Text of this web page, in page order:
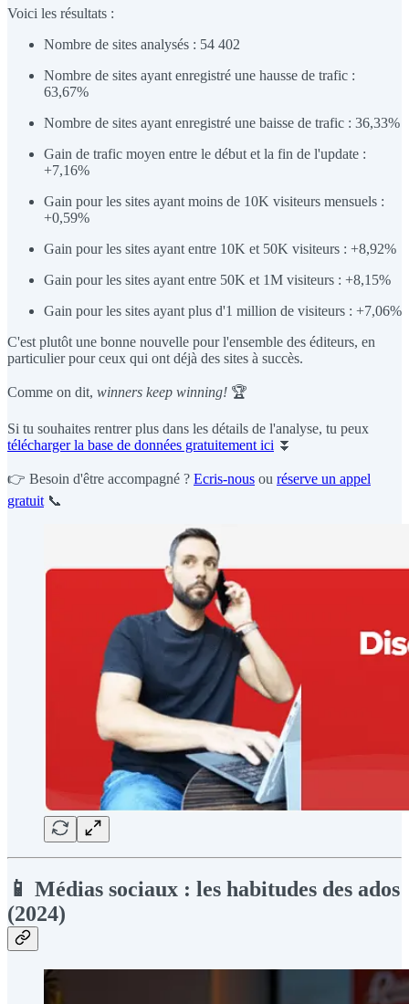
Voici les résultats :
Nombre de sites analysés : 54 402
Nombre de sites ayant enregistré une hausse de trafic :
63,67%
Nombre de sites ayant enregistré une baisse de trafic : 36,33%
Gain de trafic moyen entre le début et la fin de l'update :
+7,16%
Gain pour les sites ayant moins de 10K visiteurs mensuels :
+0,59%
Gain pour les sites ayant entre 10K et 50K visiteurs : +8,92%
Gain pour les sites ayant entre 50K et 1M visiteurs : +8,15%
Gain pour les sites ayant plus d'1 million de visiteurs : +7,06%
C'est plutôt une bonne nouvelle pour l'ensemble des éditeurs, en
particulier pour ceux qui ont déjà des sites à succès.
Comme on dit, winners keep winning! 🏆
Si tu souhaites rentrer plus dans les détails de l'analyse, tu peux
télécharger la base de données gratuitement ici ⏬
👉 Besoin d'être accompagné ? Ecris-nous ou réserve un appel
gratuit 📞
📱 Médias sociaux : les habitudes des ados
(2024)